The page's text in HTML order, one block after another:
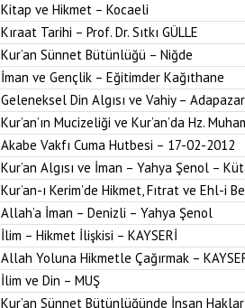
Kitap ve Hikmet – Kocaeli
Kıraat Tarihi – Prof. Dr. Sıtkı GÜLLE
Kur’an Sünnet Bütünlüğü – Niğde
İman ve Gençlik – Eğitimder Kağıthane
Geleneksel Din Algısı ve Vahiy –
Kur’an’ın Mucizeliği ve Kur’an’da Hz.
Akabe Vakfı Cuma Hutbesi – 17-02-2012
Kur’an Algısı ve İman – Yahya Şenol –
Kur’an-ı Kerim’de Hikmet, Fıtrat ve Ehl-i
Allah’a İman – Denizli – Yahya Şenol
İlim – Hikmet İlişkisi – KAYSERİ
Allah Yoluna Hikmetle Çağırmak –
İlim ve Din – MUŞ
Kur’an Sünnet Bütünlüğünde İnsan